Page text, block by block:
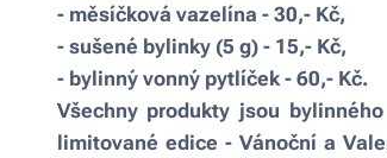
- měsíčková vazelína - 30,- Kč,
- sušené bylinky (5 g) - 15,- Kč,
- bylinný vonný pytlíček - 60,- Kč.
Všechny produkty jsou
limitované edice - Vánoční a